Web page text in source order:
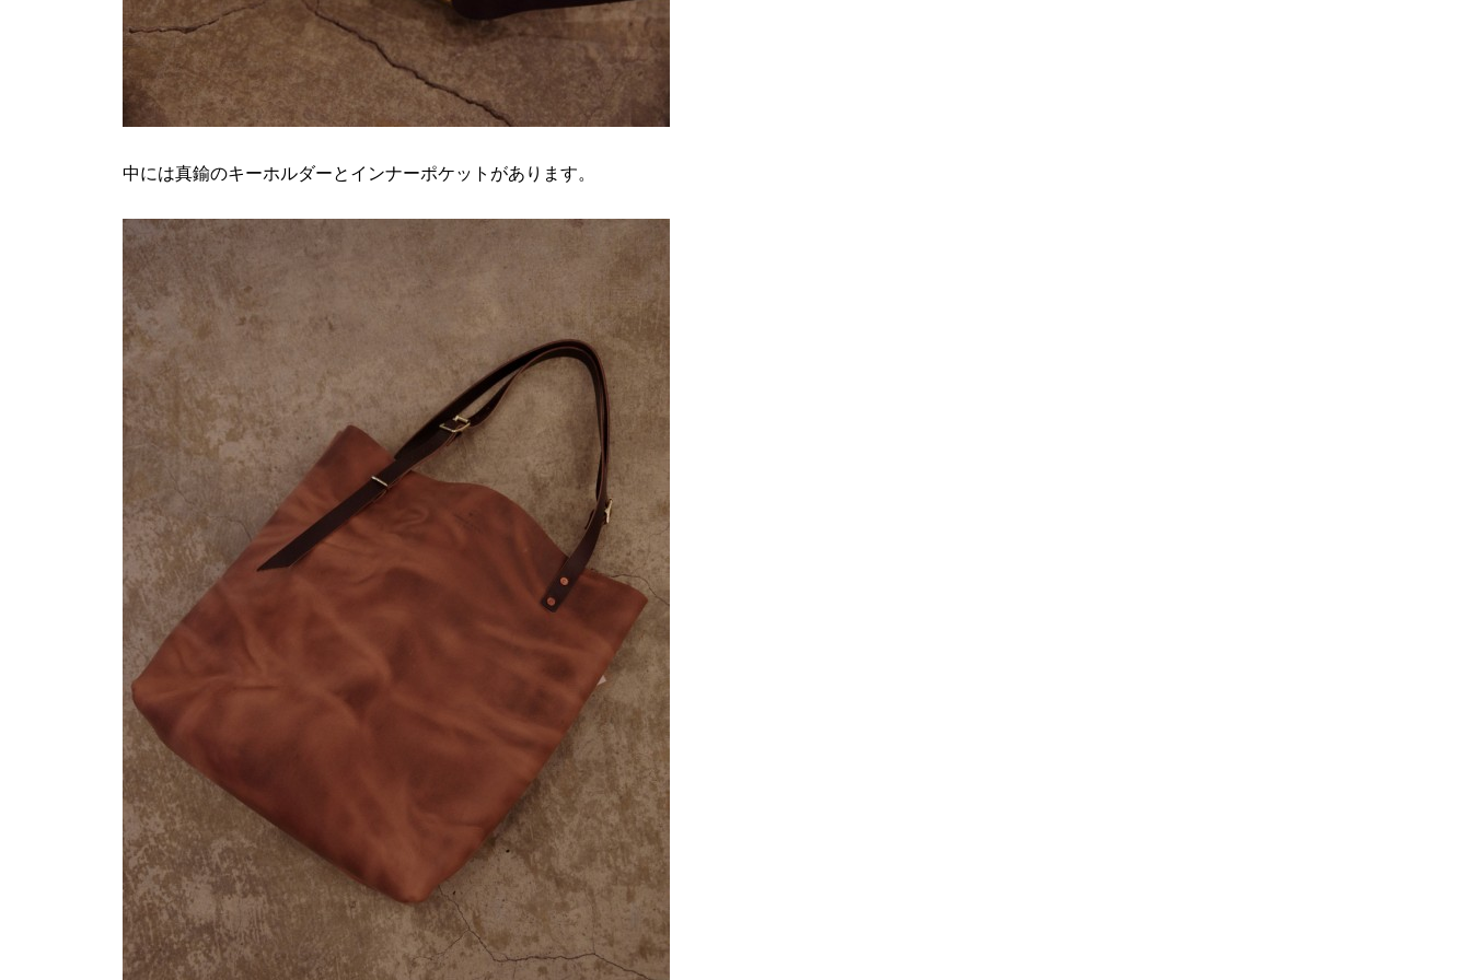
中には真鍮のキーホルダーとインナーポケットがあります。